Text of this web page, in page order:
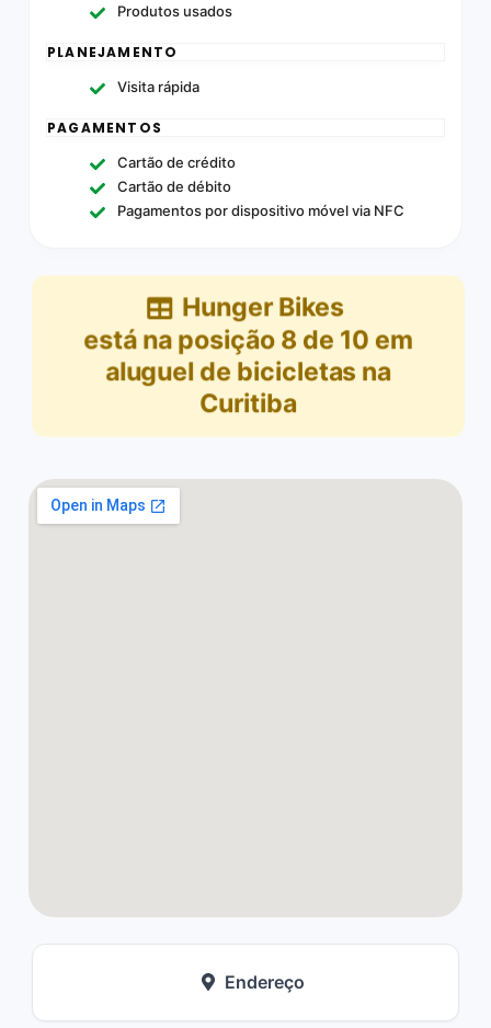
Produtos usados
PLANEJAMENTO
Visita rápida
PAGAMENTOS
Cartão de crédito
Cartão de débito
Pagamentos por dispositivo móvel via NFC
Hunger Bikes
está na posição 8 de 10 em
aluguel de bicicletas na
Curitiba
Endereço